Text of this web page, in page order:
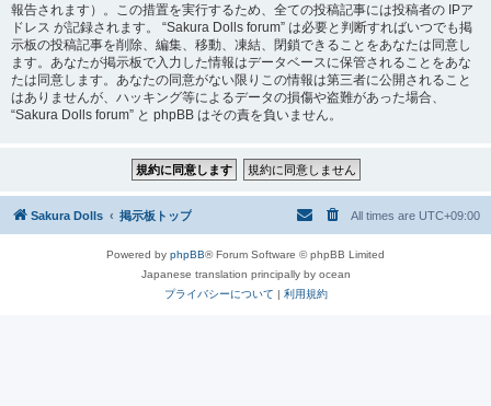
報告されます）。この措置を実行するため、全ての投稿記事には投稿者の IPア
ドレス が記録されます。 “Sakura Dolls forum” は必要と判断すればいつでも掲
示板の投稿記事を削除、編集、移動、凍結、閉鎖できることをあなたは同意し
ます。あなたが掲示板で入力した情報はデータベースに保管されることをあな
たは同意します。あなたの同意がない限りこの情報は第三者に公開されること
はありませんが、ハッキング等によるデータの損傷や盗難があった場合、
“Sakura Dolls forum” と phpBB はその責を負いません。
Sakura Dolls 掲示板トップ All times are UTC+09:00
Powered by phpBB® Forum Software © phpBB Limited
Japanese translation principally by ocean
プライバシーについて | 利用規約